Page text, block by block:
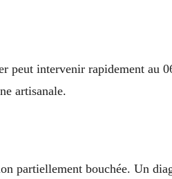
intervenir rapidement au
artisanale.
partiellement bouchée. Un